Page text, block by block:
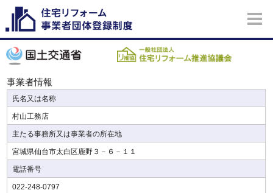
事業者情報
氏名又は名称
村山工務店
主たる事務所又は事業者の所在地
宮城県仙台市太白区鹿野３－６－１１
電話番号
022-248-0797